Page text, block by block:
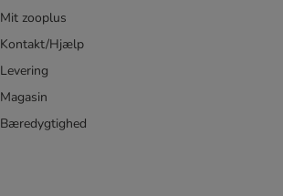
Bozita Robur
Brit
BugBell
Brekkies
Mit zooplus
Kontakt/Hjælp
Levering
Magasin
Bæredygtighed